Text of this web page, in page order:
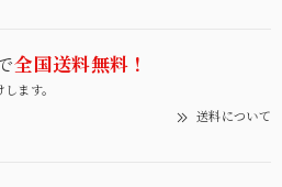
全国送料無料！
ます。
送料について